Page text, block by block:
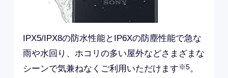
IPX5/IPX8の防水性能とIP6Xの防塵性能で急な
雨や水回り、ホコリの多い屋外などさまざまな
シーンで気兼ねなくご利用いただけます ※5。